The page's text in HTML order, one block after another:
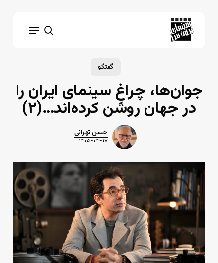
search
Menu
گفتگو
جوان‌ها، چراغِ سینمای ایران را
در جهان روشن کرده‌اند…(۲)
حسن تهرانی
۱۴۰۵-۰۴-۱۷